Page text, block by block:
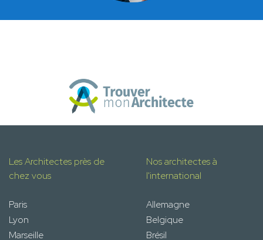
Les Architectes près de
chez vous
Paris
Lyon
Marseille
Nos architectes à
l'international
Allemagne
Belgique
Brésil